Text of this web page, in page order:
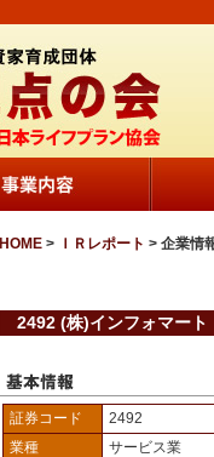
HOME > ＩＲレポート > 企業情
2492 (株)インフォマート
証券コード
2492
業種
サービス業